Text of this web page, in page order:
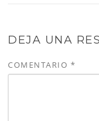
DEJA UNA
COMENTARIO *